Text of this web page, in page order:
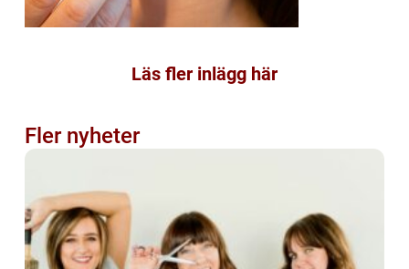
Läs fler inlägg här
Fler nyheter